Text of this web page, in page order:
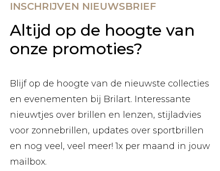
INSCHRIJVEN NIEUWSBRIEF
Altijd op de hoogte van
onze promoties?
Blijf op de hoogte van de nieuwste collecties
en evenementen bij Brilart. Interessante
nieuwtjes over brillen en lenzen, stijladvies
voor zonnebrillen, updates over sportbrillen
en nog veel, veel meer! 1x per maand in jouw
mailbox.